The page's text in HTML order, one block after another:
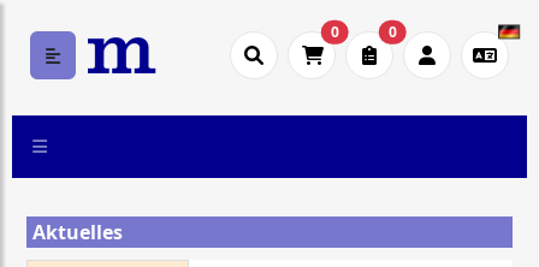
0 0
Aktuelles